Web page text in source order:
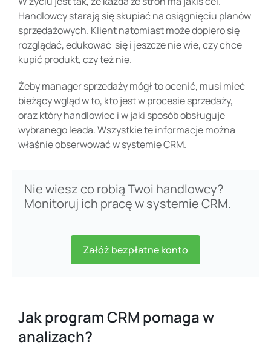
Handlowcy starają się skupiać na osiągnięciu planów
sprzedażowych. Klient natomiast może dopiero się
rozglądać, edukować się i jeszcze nie wie, czy chce
kupić produkt, czy też nie.
Żeby manager sprzedaży mógł to ocenić, musi mieć
bieżący wgląd w to, kto jest w procesie sprzedaży,
oraz który handlowiec i w jaki sposób obsługuje
wybranego leada. Wszystkie te informacje można
właśnie obserwować w systemie CRM.
Nie wiesz co robią Twoi handlowcy?
Monitoruj ich pracę w systemie CRM.
Załóż bezpłatne konto
Jak program CRM pomaga w
analizach?